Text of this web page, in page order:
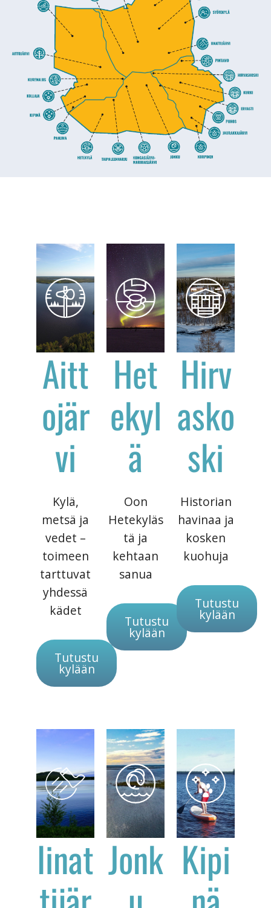
Aitt
ojär
vi
Kylä,
metsä ja
vedet –
toimeen
tarttuvat
yhdessä
kädet
Tutustu
kylään
Het
ekyl
ä
Oon
Hetekyläs
tä ja
kehtaan
sanua
Tutustu
kylään
Hirv
asko
ski
Historian
havinaa ja
kosken
kuohuja
Tutustu
kylään
Iinat Jonk Kipi